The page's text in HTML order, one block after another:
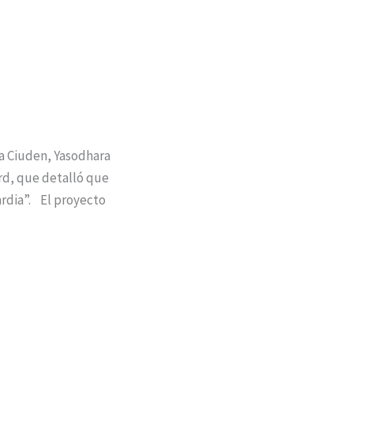
Yasodhara
que detalló que
El proyecto